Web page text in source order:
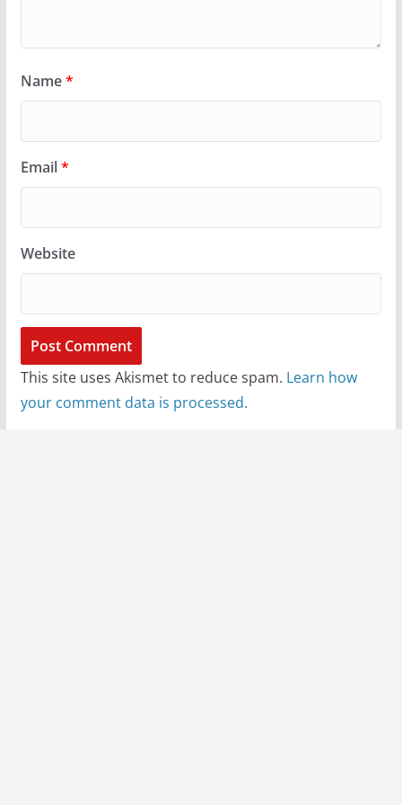
Name*
Email*
Website
This site uses Akismet to reduce spam. Learn how
your comment data is processed.